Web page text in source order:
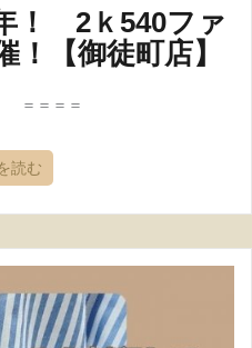
！ 2ｋ540ファ
【御徒町店】
＝＝＝＝
読む